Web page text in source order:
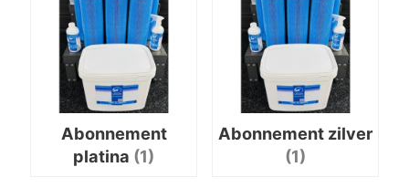
Abonnement
platina (1)
Abonnement zilver
(1)